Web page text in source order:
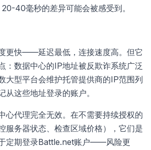
40毫秒的差异可能会被感受到。
更快——延迟最低，连接速度高。但它
：数据中心的IP地址被反欺诈系统广泛
大型平台会维护托管提供商的IP范围列
从这些地址登录的账户。
心代理完全无效。在不需要持续授权的
服务器状态、检查区域价格），它们是
定期登录Battle.net账户——风险更